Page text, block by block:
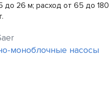
до 26 м; расход от 65 до 180
моноблочные насосы